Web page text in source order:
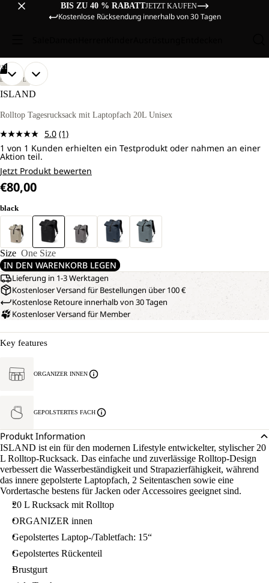
BIS ZU 40 % RABATTJETZT KAUFEN
Kostenlose Rücksendung innerhalb von 30 Tagen
11
BILD
IM
ÖFFNEN
BILD
IM
ÖFFNEN
BILD
IM
ÖFFNEN
BILD
IM
ÖFFNEN
BILD
IM
ÖFFNEN
BILD
IM
ÖFFNEN
BILD
IM
ÖFFNEN
BILD
IM
ÖFFNEN
BILD
IM
ÖFFNEN
BILD
IM
ÖFFNEN
BILD
IM
ÖFFNEN
LIFESTYLE
ISLAND
Rolltop Tagesrucksack mit Laptopfach 20L Unisex
5.0 Bewertung
lesen.
auf
derselben
(1)
1 von 1 Kunden erhielten ein Testprodukt oder nahmen an einer
Aktion teil.
Jetzt Produkt bewerten
€80,00
black
Size One Size
IN DEN WARENKORB LEGEN
Lieferung in 1-3 Werktagen
Kostenloser Versand für Bestellungen über 100 €
Kostenlose Retoure innerhalb von 30 Tagen
Kostenloser Versand für Member
Key features
ORGANIZER INNEN
GEPOLSTERTES FACH
Produkt Information
ISLAND ist ein für den modernen Lifestyle entwickelter, stylischer 20
L Rolltop-Rucksack. Das einfache und zuverlässige Rolltop-Design
verbessert die Wasserbeständigkeit und Strapazierfähigkeit, während
das innere gepolsterte Laptopfach, 2 Seitentaschen sowie eine
Vordertasche bestens für Jacken oder Accessoires geeignet sind.
20 L Rucksack mit Rolltop
ORGANIZER innen
Gepolstertes Laptop-/Tabletfach: 15“
Gepolstertes Rückenteil
Brustgurt